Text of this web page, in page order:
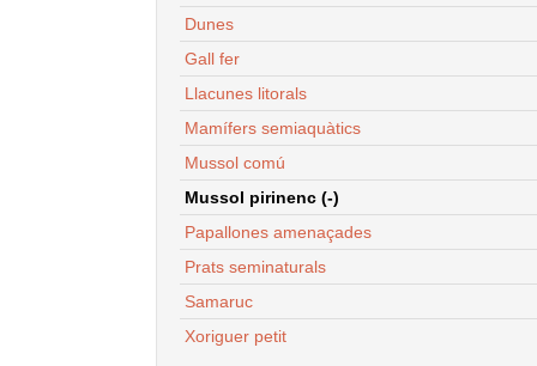
Dunes
Gall fer
Llacunes litorals
Mamífers semiaquàtics
Mussol comú
Mussol pirinenc (-)
Papallones amenaçades
Prats seminaturals
Samaruc
Xoriguer petit